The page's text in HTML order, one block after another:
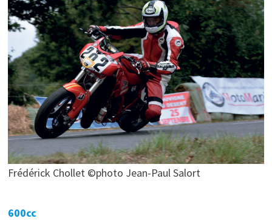
Frédérick Chollet ©photo Jean-Paul Salort
600cc